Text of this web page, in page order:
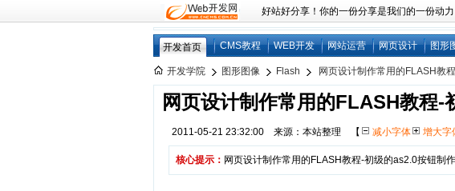
好站好分享！你的一份分享是我们的一份动力
开发首页 CMS教程 WEB开发 网站运营 网页设计 图形
开发学院 图形图像 Flash 网页设计制作常用的FLASH教
网页设计制作常用的FLASH教程-
2011-05-21 23:32:00 来源：本站整理 【 减小字体 增大字
核心提示： 网页设计制作常用的FLASH教程-初级的as2.0按钮制